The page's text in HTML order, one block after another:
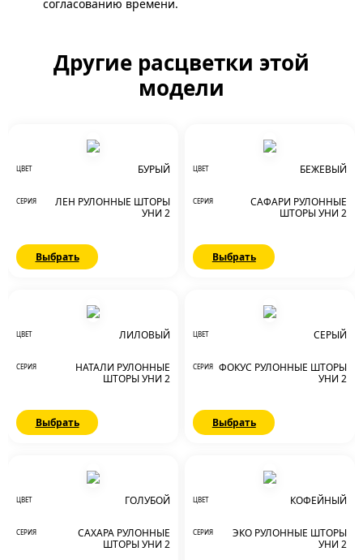
согласованию времени.
Другие расцветки этой
модели
ЦВЕТ БУРЫЙ
СЕРИЯ
ЛЕН РУЛОННЫЕ ШТОРЫ
УНИ 2
Выбрать
ЦВЕТ БЕЖЕВЫЙ
СЕРИЯ
САФАРИ РУЛОННЫЕ
ШТОРЫ УНИ 2
Выбрать
ЦВЕТ ЛИЛОВЫЙ
СЕРИЯ
НАТАЛИ РУЛОННЫЕ
ШТОРЫ УНИ 2
Выбрать
ЦВЕТ СЕРЫЙ
СЕРИЯ
ФОКУС РУЛОННЫЕ ШТОРЫ
УНИ 2
Выбрать
ЦВЕТ ГОЛУБОЙ
СЕРИЯ
САХАРА РУЛОННЫЕ
ШТОРЫ УНИ 2
ЦВЕТ КОФЕЙНЫЙ
СЕРИЯ
ЭКО РУЛОННЫЕ ШТОРЫ
УНИ 2